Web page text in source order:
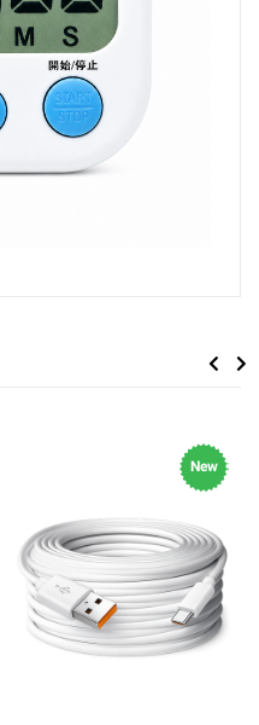
Previous
New
Next